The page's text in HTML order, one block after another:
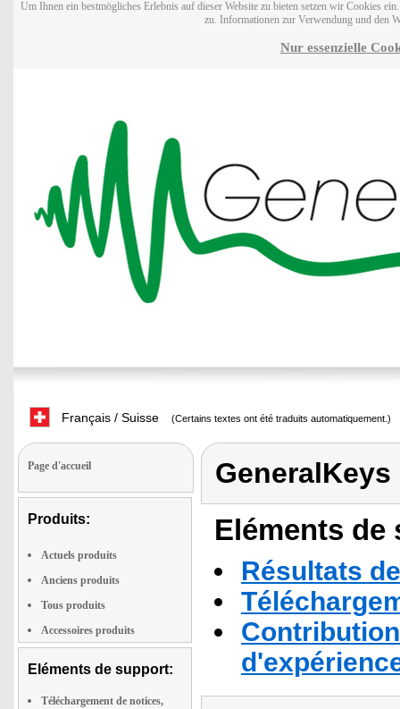
Um Ihnen ein bestmögliches Erlebnis auf dieser Website zu bieten setzen wir Cookies
zu. Informationen zur Verwendung und den
Nur essenzielle
Français / Suisse (Certains textes ont été traduits automatiquement.)
Page d'accueil
Produits:
Actuels produits
Anciens produits
Tous produits
Accessoires produits
Eléments de support:
Téléchargement de notices,
GeneralKeys
Eléments
Résultats